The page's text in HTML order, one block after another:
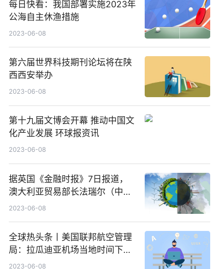
每日快看：我国部署实施2023年
公海自主休渔措施
2023-06-08
第六届世界科技期刊论坛将在陕
西西安举办
2023-06-08
第十九届文博会开幕 推动中国文
化产业发展 环球报资讯
2023-06-08
据英国《金融时报》7日报道，
澳大利亚贸易部长法瑞尔（中文
名唐方睿）警告欧盟，除非欧盟
议，与此同时，他还对澳中关系
趋向缓和表示欢迎 全球快播报
2023-06-08
全球热头条丨美国联邦航空管理
局：拉瓜迪亚机场当地时间下午
2:15分后仍然停飞的概率为
2023-06-08